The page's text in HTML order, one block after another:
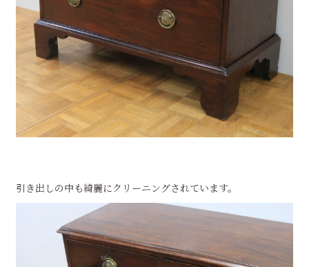
引き出しの中も綺麗にクリーニングされています。